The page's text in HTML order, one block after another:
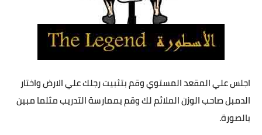
اجلس علي المقعد المستوي وقم بتثبيت رجلك علي الارض واختار
الدمبل صاحب الوزن الملائم لك وقم بممارسة التدريب مثلما مبين
بالصورة.